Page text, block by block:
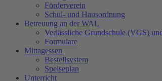
Förderverein
Schul- und Hausordnung
Betreuung an der WAL
Verlässliche Grundschule (VGS)
Formulare
Mittagessen
Bestellsystem
Speiseplan
Unterricht